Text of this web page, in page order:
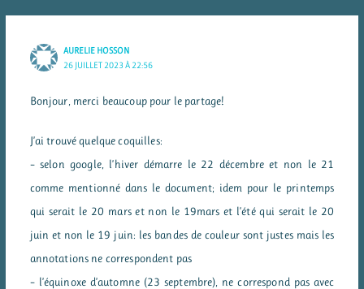
AURELIE HOSSON
26 JUILLET 2023 À 22:56
Bonjour, merci beaucoup pour le partage!
J’ai trouvé quelque coquilles:
– selon google, l’hiver démarre le 22 décembre et non le 21
comme mentionné dans le document; idem pour le printemps
qui serait le 20 mars et non le 19mars et l’été qui serait le 20
juin et non le 19 juin: les bandes de couleur sont justes mais les
annotations ne correspondent pas
– l’équinoxe d’automne (23 septembre), ne correspond pas avec